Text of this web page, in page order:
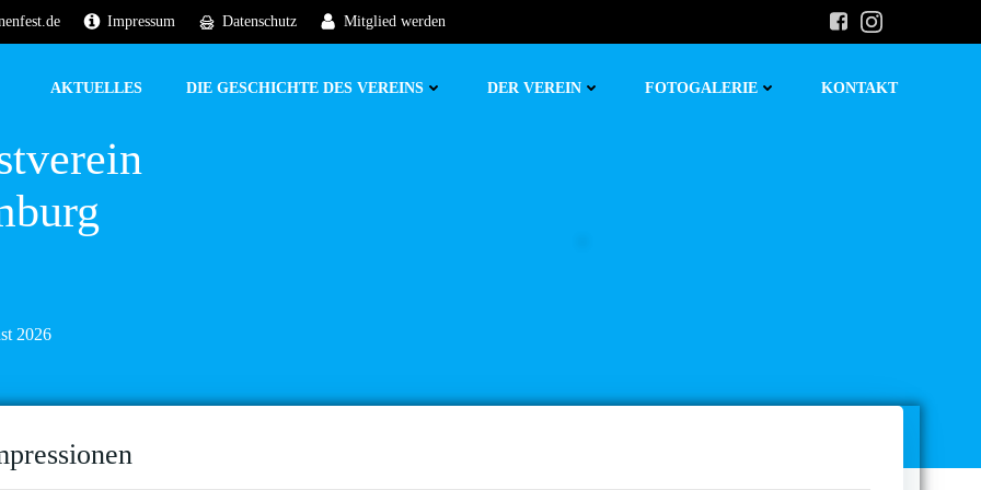
Impressum Datenschutz Mitglied werden
AKTUELLES DIE GESCHICHTE DES VEREINS DER VEREIN FOTOGALERIE KONTAKT
2026